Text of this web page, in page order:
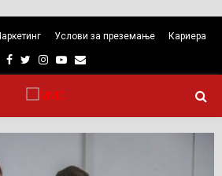
Услови за преземање Кариера
Facebook
TwitterInstagram
Youtube
Email